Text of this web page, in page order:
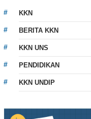
KKN
BERITA KKN
KKN UNS
PENDIDIKAN
KKN UNDIP